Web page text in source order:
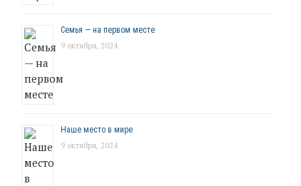
Семья — на первом месте
9 октября, 2024
Наше место в мире
9 октября, 2024